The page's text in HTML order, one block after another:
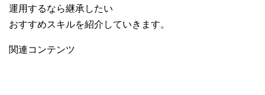
運用するなら継承したい
おすすめスキルを紹介していきます。
関連コンテンツ